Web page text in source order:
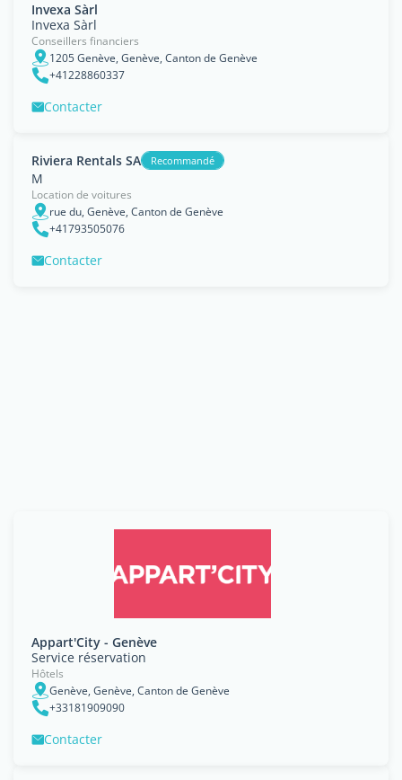
Invexa Sàrl
Invexa Sàrl
Conseillers financiers
1205 Genève, Genève, Canton de Genève
+41228860337
Contacter
Riviera Rentals SA Recommandé
M
Location de voitures
rue du, Genève, Canton de Genève
+41793505076
Contacter
Appart'City - Genève
Service réservation
Hôtels
Genève, Genève, Canton de Genève
+33181909090
Contacter